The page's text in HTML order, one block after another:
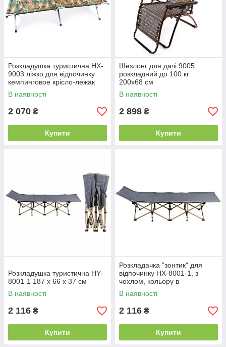
Розкладушка туристична HX-
9003 ліжко для відпочинку
кемпинговое крісло-лежак
складное до 100 кг
В наявності
2 070 ₴
Купити
Шезлонг для дачі 9005
розкладний до 100 кг
200х68 см
В наявності
2 898 ₴
Купити
Розкладушка туристична HY-
8001-1 187 х 66 х 37 см
В наявності
2 116 ₴
Купити
Розкладачка "зонтик" для
відпочинку HX-8001-1, з
чохлом, кольору в
асортименті
В наявності
2 116 ₴
Купити